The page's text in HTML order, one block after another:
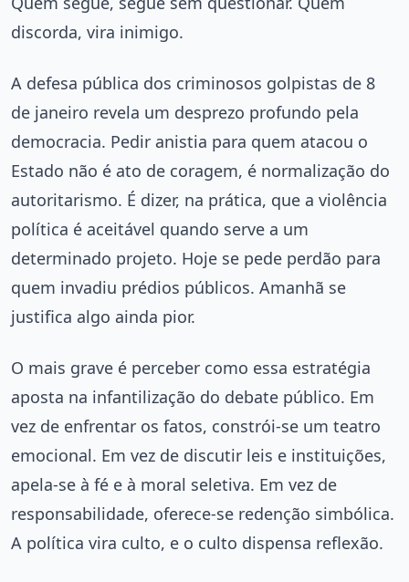
discorda, vira inimigo.
A defesa pública dos criminosos golpistas de 8
de janeiro revela um desprezo profundo pela
democracia. Pedir anistia para quem atacou o
Estado não é ato de coragem, é normalização do
autoritarismo. É dizer, na prática, que a violência
política é aceitável quando serve a um
determinado projeto. Hoje se pede perdão para
quem invadiu prédios públicos. Amanhã se
justifica algo ainda pior.
O mais grave é perceber como essa estratégia
aposta na infantilização do debate público. Em
vez de enfrentar os fatos, constrói-se um teatro
emocional. Em vez de discutir leis e instituições,
apela-se à fé e à moral seletiva. Em vez de
responsabilidade, oferece-se redenção simbólica.
A política vira culto, e o culto dispensa reflexão.